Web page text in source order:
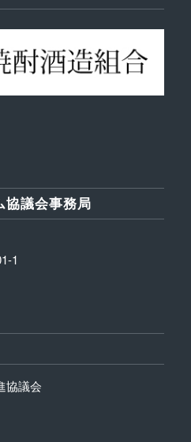
協議会事務局
1
協議会